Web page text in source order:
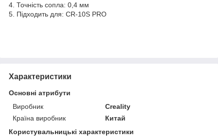
4. Точність сопла: 0,4 мм
5. Підходить для: CR-10S PRO
Характеристики
Основні атрибути
Виробник
Creality
Країна виробник
Китай
Користувальницькі характеристики